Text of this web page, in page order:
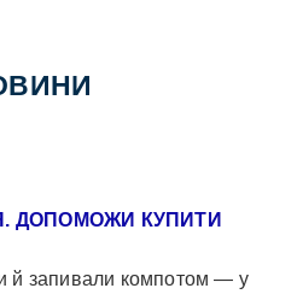
ДОПОМОЖИ КУПИТИ
й запивали компотом — у